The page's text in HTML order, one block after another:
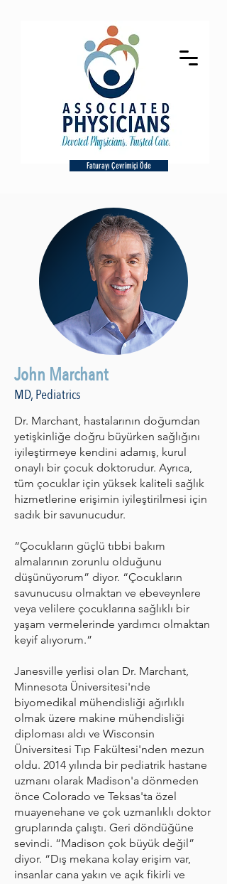
Faturayı Çevrimiçi Öde
John Marchant
MD, Pediatrics
Dr. Marchant, hastalarının doğumdan
yetişkinliğe doğru büyürken sağlığını
iyileştirmeye kendini adamış, kurul
onaylı bir çocuk doktorudur. Ayrıca,
tüm çocuklar için yüksek kaliteli sağlık
hizmetlerine erişimin iyileştirilmesi için
sadık bir savunucudur.
“Çocukların güçlü tıbbi bakım
almalarının zorunlu olduğunu
düşünüyorum” diyor. “Çocukların
savunucusu olmaktan ve ebeveynlere
veya velilere çocuklarına sağlıklı bir
yaşam vermelerinde yardımcı olmaktan
keyif alıyorum.”
Janesville yerlisi olan Dr. Marchant,
Minnesota Üniversitesi'nde
biyomedikal mühendisliği ağırlıklı
olmak üzere makine mühendisliği
diploması aldı ve Wisconsin
Üniversitesi Tıp Fakültesi'nden mezun
oldu. 2014 yılında bir pediatrik hastane
uzmanı olarak Madison'a dönmeden
önce Colorado ve Teksas'ta özel
muayenehane ve çok uzmanlıklı doktor
gruplarında çalıştı. Geri döndüğüne
sevindi. “Madison çok büyük değil”
diyor. “Dış mekana kolay erişim var,
insanlar cana yakın ve açık fikirli ve